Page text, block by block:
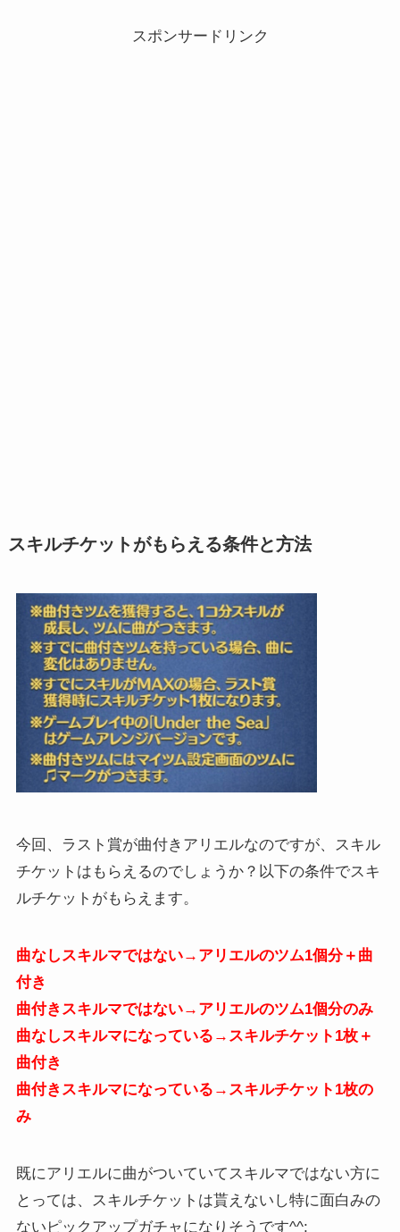
スポンサードリンク
スキルチケットがもらえる条件と方法
今回、ラスト賞が曲付きアリエルなのですが、スキル
チケットはもらえるのでしょうか？以下の条件でスキ
ルチケットがもらえます。
曲なしスキルマではない→アリエルのツム1個分＋曲
付き
曲付きスキルマではない→アリエルのツム1個分のみ
曲なしスキルマになっている→スキルチケット1枚＋
曲付き
曲付きスキルマになっている→スキルチケット1枚の
み
既にアリエルに曲がついていてスキルマではない方に
とっては、スキルチケットは貰えないし特に面白みの
ないピックアップガチャになりそうです^^;